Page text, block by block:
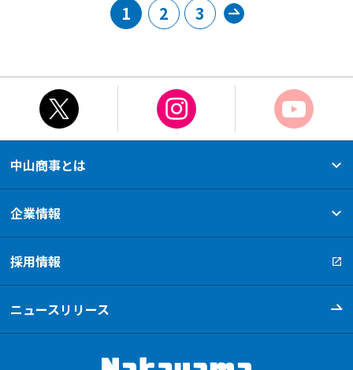
1 2 3
中山商事とは
選ばれ続ける理由
80年の軌跡
新たな挑戦
事業フィールド
企業情報
会社概要
営業所・関連会社
取扱いメーカー
採用情報
ニュースリリース